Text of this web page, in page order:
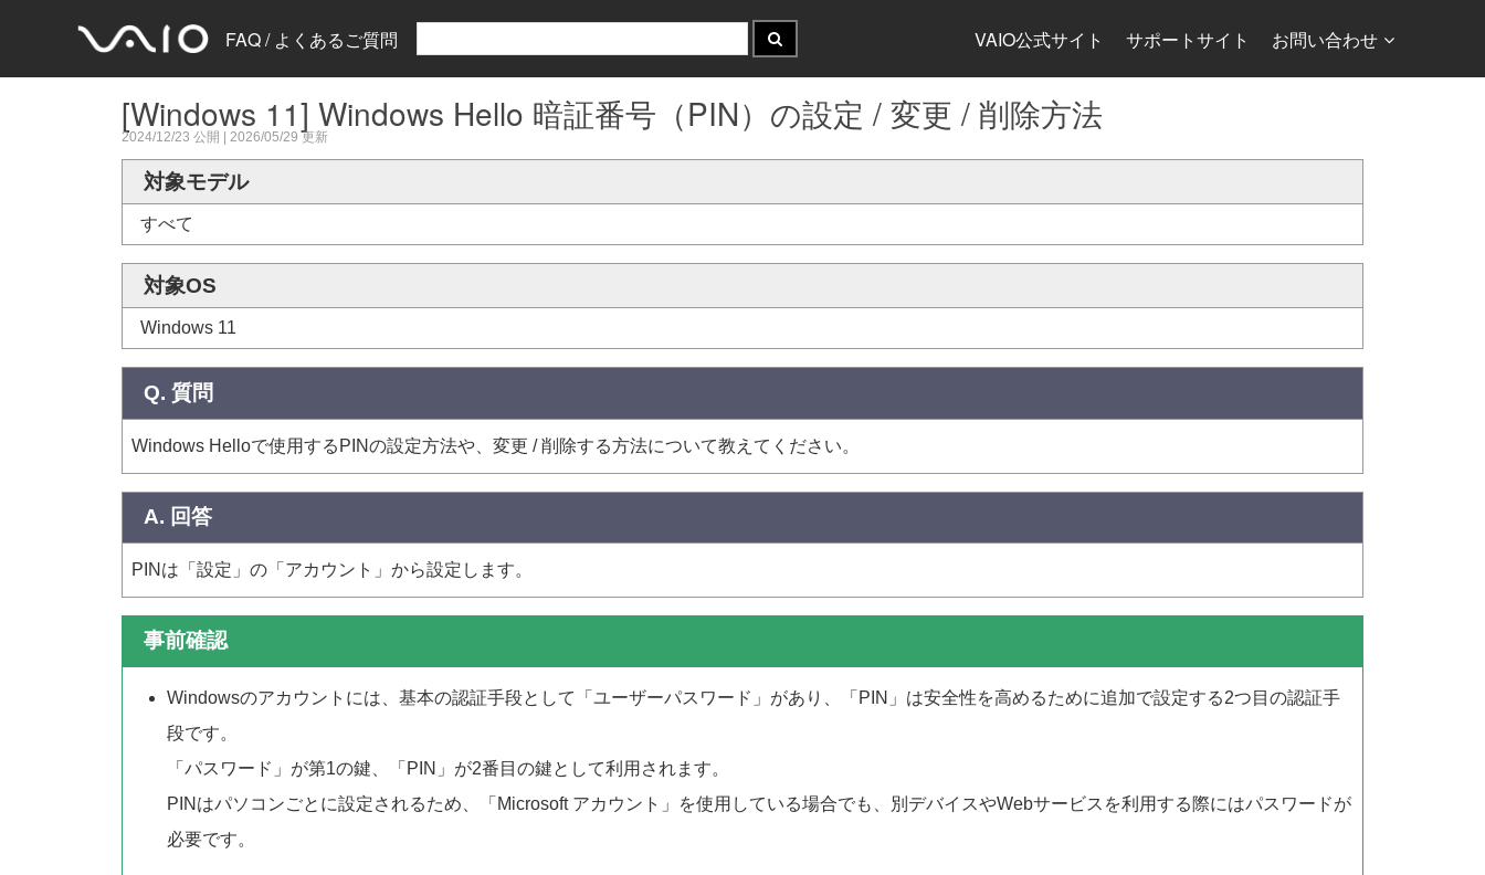
FAQ / よくあるご質問 VAIO公式サイト サポートサイト お問い合わせ
[Windows 11] Windows Hello 暗証番号（PIN）の設定 / 変更 / 削除方法
2024/12/23 公開 | 2026/05/29 更新
対象モデル
すべて
対象OS
Windows 11
Q. 質問
Windows Helloで使用するPINの設定方法や、変更 / 削除する方法について教えてください。
A. 回答
PINは「設定」の「アカウント」から設定します。
事前確認
Windowsのアカウントには、基本の認証手段として「ユーザーパスワード」があり、「PIN」は安全性を高めるために追加で設定する2つ目の認証手
段です。
「パスワード」が第1の鍵、「PIN」が2番目の鍵として利用されます。
PINはパソコンごとに設定されるため、「Microsoft アカウント」を使用している場合でも、別デバイスやWebサービスを利用する際にはパスワードが
必要です。